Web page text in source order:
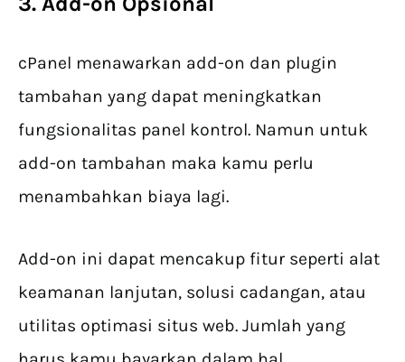
cPanel menawarkan add-on dan plugin
tambahan yang dapat meningkatkan
fungsionalitas panel kontrol. Namun untuk
add-on tambahan maka kamu perlu
menambahkan biaya lagi.
Add-on ini dapat mencakup fitur seperti alat
keamanan lanjutan, solusi cadangan, atau
utilitas optimasi situs web. Jumlah yang